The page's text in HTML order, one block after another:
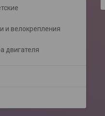
и велокрепления
двигателя